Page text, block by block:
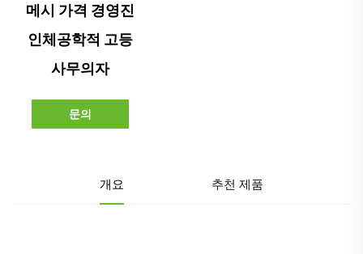
메시 가격 경영진
인체공학적 고등
사무의자
문의
개요 추천 제품